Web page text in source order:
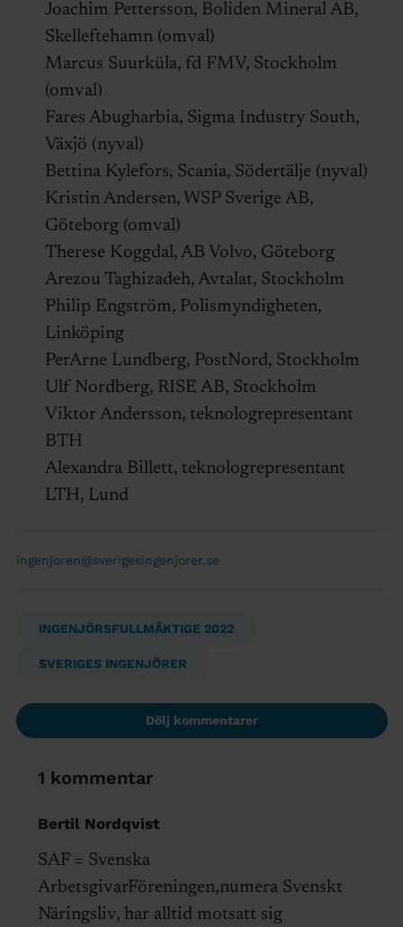
Joachim Pettersson, Boliden Mineral AB,
Skelleftehamn (omval)
Marcus Suurküla, fd FMV, Stockholm
(omval)
Fares Abugharbia, Sigma Industry South,
Växjö (nyval)
Bettina Kylefors, Scania, Södertälje (nyval)
Kristin Andersen, WSP Sverige AB,
Göteborg (omval)
Therese Koggdal, AB Volvo, Göteborg
Arezou Taghizadeh, Avtalat, Stockholm
Philip Engström, Polismyndigheten,
Linköping
PerArne Lundberg, PostNord, Stockholm
Ulf Nordberg, RISE AB, Stockholm
Viktor Andersson, teknologrepresentant
BTH
Alexandra Billett, teknologrepresentant
LTH, Lund
ingenjoren@sverigesingenjorer.se
INGENJÖRSFULLMÄKTIGE 2022
SVERIGES INGENJÖRER
Dölj kommentarer
1 kommentar
Bertil Nordqvist
SAF = Svenska
ArbetsgivarFöreningen,numera Svenskt
Näringsliv, har alltid motsatt sig